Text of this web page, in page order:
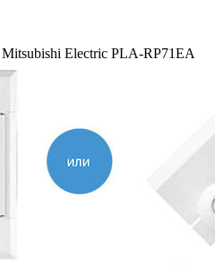
Electric PLA-RP71EA